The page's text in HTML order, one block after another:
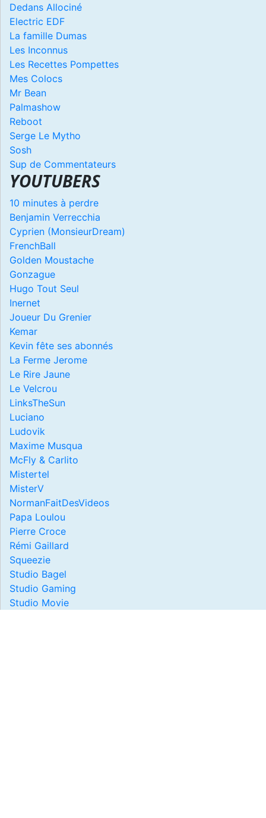
Dedans Allociné
Electric EDF
La famille Dumas
Les Inconnus
Les Recettes Pompettes
Mes Colocs
Mr Bean
Palmashow
Reboot
Serge Le Mytho
Sosh
Sup de Commentateurs
YOUTUBERS
10 minutes à perdre
Benjamin Verrecchia
Cyprien (MonsieurDream)
FrenchBall
Golden Moustache
Gonzague
Hugo Tout Seul
Inernet
Joueur Du Grenier
Kemar
Kevin fête ses abonnés
La Ferme Jerome
Le Rire Jaune
Le Velcrou
LinksTheSun
Luciano
Ludovik
Maxime Musqua
McFly & Carlito
Mistertel
MisterV
NormanFaitDesVideos
Papa Loulou
Pierre Croce
Rémi Gaillard
Squeezie
Studio Bagel
Studio Gaming
Studio Movie